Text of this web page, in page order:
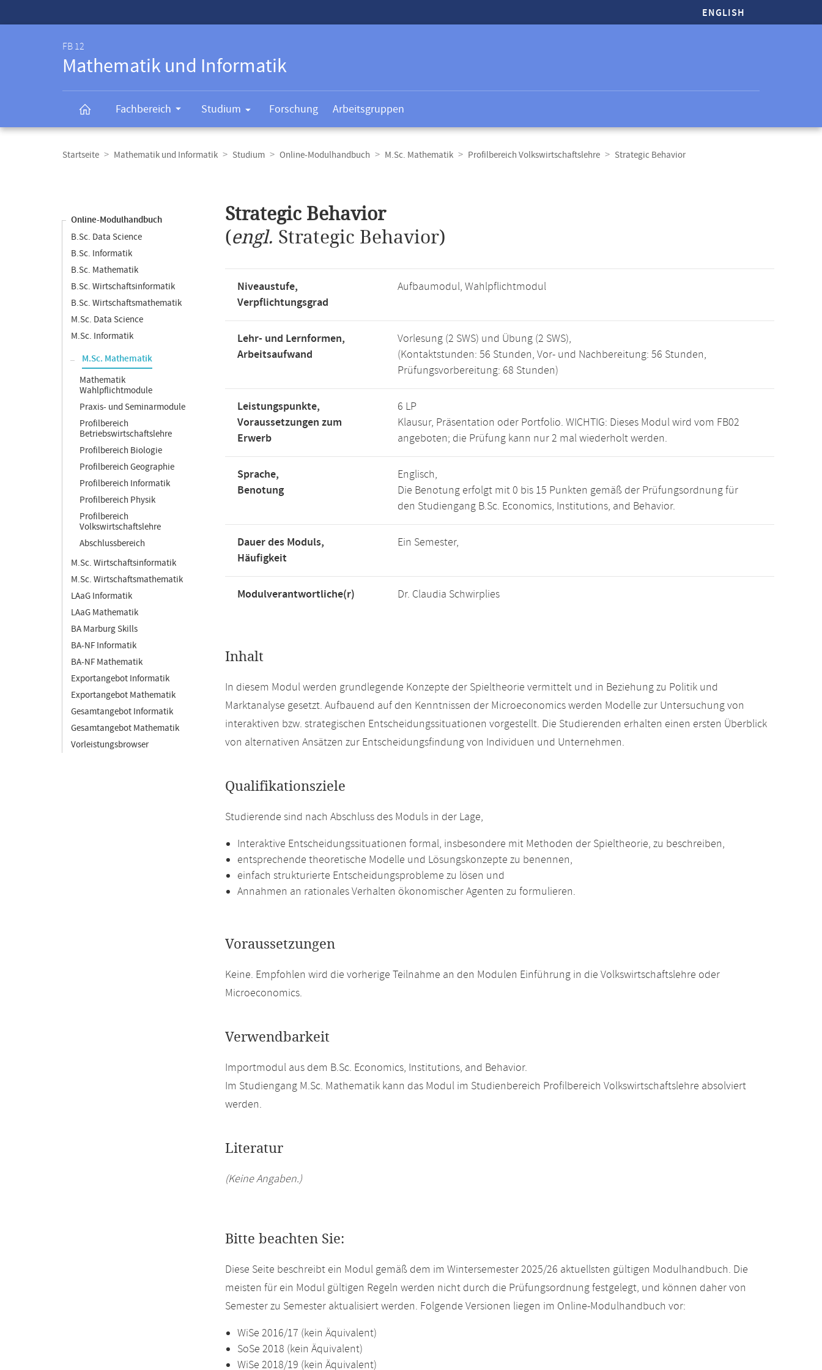
ENGLISH
FB 12
Mathematik und Informatik
Fachbereich Studium Forschung Arbeitsgruppen
Navigation
Startseite Mathematik und Informatik Studium Online-Modulhandbuch M.Sc. Mathematik Profilbereich Volkswirtschaftslehre Strategic Behavior
Online-Modulhandbuch
B.Sc. Data Science
B.Sc. Informatik
B.Sc. Mathematik
B.Sc. Wirtschaftsinformatik
B.Sc. Wirtschaftsmathematik
M.Sc. Data Science
M.Sc. Informatik
M.Sc. Mathematik
Mathematik
Wahlpflichtmodule
Praxis- und Seminarmodule
Profilbereich
Betriebswirtschaftslehre
Profilbereich Biologie
Profilbereich Geographie
Profilbereich Informatik
Profilbereich Physik
Profilbereich
Volkswirtschaftslehre
Abschlussbereich
M.Sc. Wirtschaftsinformatik
M.Sc. Wirtschaftsmathematik
LAaG Informatik
LAaG Mathematik
BA Marburg Skills
BA-NF Informatik
BA-NF Mathematik
Exportangebot Informatik
Exportangebot Mathematik
Gesamtangebot Informatik
Gesamtangebot Mathematik
Vorleistungsbrowser
Strategic Behavior
(engl. Strategic Behavior)
Niveaustufe,
Verpflichtungsgrad
Aufbaumodul, Wahlpflichtmodul
Lehr- und Lernformen,
Arbeitsaufwand
Vorlesung (2 SWS) und Übung (2 SWS),
(Kontaktstunden: 56 Stunden, Vor- und Nachbereitung: 56 Stunden,
Prüfungsvorbereitung: 68 Stunden)
Leistungspunkte,
Voraussetzungen zum
Erwerb
6 LP
Klausur, Präsentation oder Portfolio. WICHTIG: Dieses Modul wird vom FB02
angeboten; die Prüfung kann nur 2 mal wiederholt werden.
Sprache,
Benotung
Englisch,
Die Benotung erfolgt mit 0 bis 15 Punkten gemäß der Prüfungsordnung für
den Studiengang B.Sc. Economics, Institutions, and Behavior.
Dauer des Moduls,
Häufigkeit
Ein Semester,
Modulverantwortliche(r) Dr. Claudia Schwirplies
Inhalt
In diesem Modul werden grundlegende Konzepte der Spieltheorie vermittelt und in Beziehung zu Politik und
Marktanalyse gesetzt. Aufbauend auf den Kenntnissen der Microeconomics werden Modelle zur Untersuchung von
interaktiven bzw. strategischen Entscheidungssituationen vorgestellt. Die Studierenden erhalten einen ersten Überblick
von alternativen Ansätzen zur Entscheidungsfindung von Individuen und Unternehmen.
Qualifikationsziele
Studierende sind nach Abschluss des Moduls in der Lage,
Interaktive Entscheidungssituationen formal, insbesondere mit Methoden der Spieltheorie, zu beschreiben,
entsprechende theoretische Modelle und Lösungskonzepte zu benennen,
einfach strukturierte Entscheidungsprobleme zu lösen und
Annahmen an rationales Verhalten ökonomischer Agenten zu formulieren.
Voraussetzungen
Keine. Empfohlen wird die vorherige Teilnahme an den Modulen Einführung in die Volkswirtschaftslehre oder
Microeconomics.
Verwendbarkeit
Importmodul aus dem B.Sc. Economics, Institutions, and Behavior.
Im Studiengang M.Sc. Mathematik kann das Modul im Studienbereich Profilbereich Volkswirtschaftslehre absolviert
werden.
Literatur
(Keine Angaben.)
Bitte beachten Sie:
Diese Seite beschreibt ein Modul gemäß dem im Wintersemester 2025/26 aktuellsten gültigen Modulhandbuch. Die
meisten für ein Modul gültigen Regeln werden nicht durch die Prüfungsordnung festgelegt, und können daher von
Semester zu Semester aktualisiert werden. Folgende Versionen liegen im Online-Modulhandbuch vor:
WiSe 2016/17 (kein Äquivalent)
SoSe 2018 (kein Äquivalent)
WiSe 2018/19 (kein Äquivalent)